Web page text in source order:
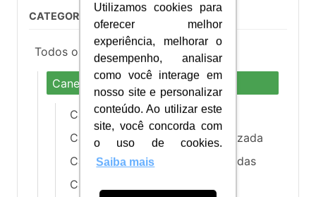
Utilizamos cookies para
oferecer melhor
experiência, melhorar o
desempenho, analisar
como você interage em
nosso site e personalizar
conteúdo. Ao utilizar este
site, você concorda com
o uso de cookies.
Saiba mais
CATEGORIAS DE PRODUTOS
Todos os Produtos
Canecas e Copos
Caneca personalizada
Canecas de cerâmica personalizada
Canecas de Chopp personalizadas
Canecas e Copos Térmicos